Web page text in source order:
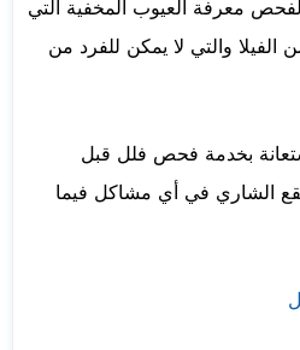
معرفة العيوب المخفية التي
والتي لا يمكن للفرد من
بخدمة فحص فلل قبل
الشاري في أي مشاكل فيما